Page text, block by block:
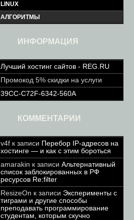
LINUX
АЛГОРИТМЫ
ИНФОРМАЦИЯ
Лучший хостинг сайтов - REG.RU
Промокод 5% скидки на услуги
39CC-C72F-6342-560A
КОММЕНТАРИИ
v4f к записи Перебор IP-адресов на
хостинге — и как с этим бороться
amarakin к записи Альтернативный
список заблокированных в РФ
ресурсов Re:filter
ResizeOn к записи Эксперименты с
тиграми и другие способы
преподавать программирование
студентам, которым скучно